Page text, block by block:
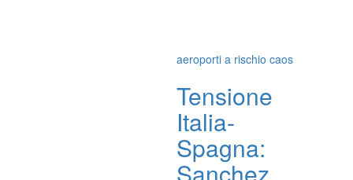
aeroporti a rischio caos
Tensione
Italia-
Spagna: